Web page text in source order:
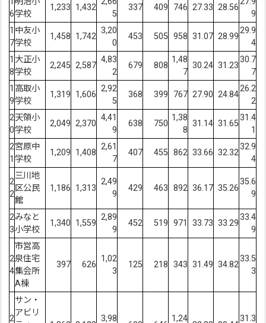
6学校
1,233 1,432
5
337 409 746 27.33 28.56
9
1
7
中友小
学校
1,458 1,742
3,20
0
453 505 958 31.07 28.99
29.9
4
1
8
大正小
学校
2,245 2,587
4,83
2
679 808
1,48
7
30.24 31.23
30.7
7
1
9
高取小
学校
1,319 1,606
2,92
5
368 399 767 27.90 24.84
26.2
2
2
0
天領小
学校
2,049 2,370
4,41
9
638 750
1,38
8
31.14 31.65
31.4
1
2
1
宮原中
学校
1,209 1,408
2,61
7
407 455 862 33.66 32.32
32.9
4
2
2
三川地
区公民
館
1,186 1,313
2,49
9
429 463 892 36.17 35.26
35.6
9
2
3
みなと
小学校
1,340 1,559
2,89
9
452 519 971 33.73 33.29
33.4
9
2
4
市営高
泉住宅
集会所
A棟
397 626
1,02
3
125 218 343 31.49 34.82
33.5
3
2
サン・
アビリ
3,98
1,24
31.3